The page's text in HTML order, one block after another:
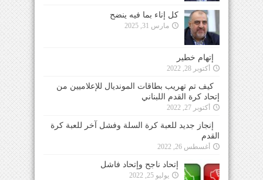
كل إناء بما فيه ينضح
مارس 31, 2025
إتهام خطير
أكتوبر 28, 2022
كيف تم تهريب بطاقات المونديال للإعلاميين من
إتحاد كرة القدم اللبناني
أكتوبر 27, 2022
إنجاز جديد للعبة كرة السلة وفشل آخر للعبة كرة
القدم
أغسطس 26, 2022
إتحاد ناجح وإتحاد فاشل
يوليو 25, 2022